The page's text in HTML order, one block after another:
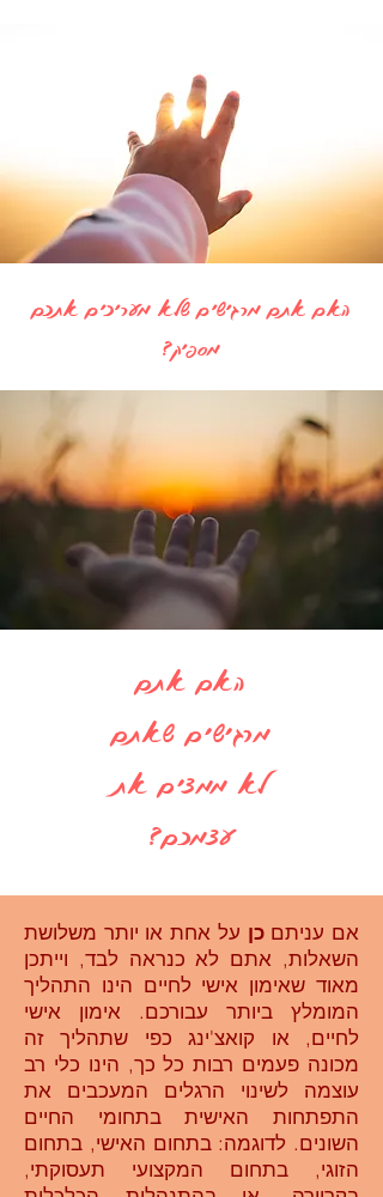
האם אתם מרגישים שלא מעריכים אתכם
מספיק?
האם אתם
מרגישים שאתם
לא ממצים את
עצמכם?
אם עניתםכן על אחת או יותר משלושת
השאלות, אתם לא כנראה לבד, וייתכן
מאוד שאימון אישי לחיים הינו התהליך
המומלץ ביותר עבורכם. אימון אישי
לחיים, או קואצ'ינג כפי שתהליך זה
מכונה פעמים רבות כל כך, הינו כלי רב
עוצמה לשינוי הרגלים המעכבים את
התפתחות האישית בתחומי החיים
השונים. לדוגמה: בתחום האישי, בתחום
הזוגי, בתחום המקצועי תעסוקתי,